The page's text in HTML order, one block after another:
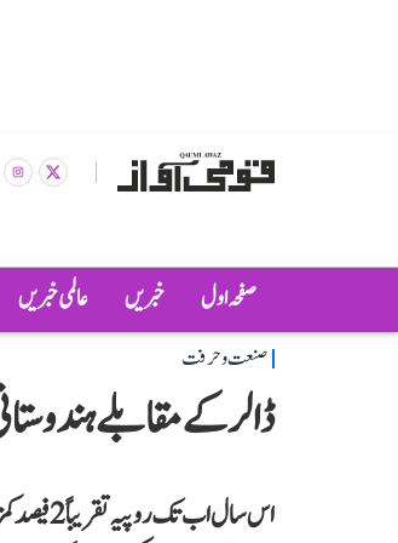
صفحہ اول خبریں عالمی خبریں
صنعت و حرفت
ڈالر کے مقابلے ہندوستانی کرنسی کو
اس سال